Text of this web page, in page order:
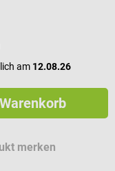
am 12.08.26
merken